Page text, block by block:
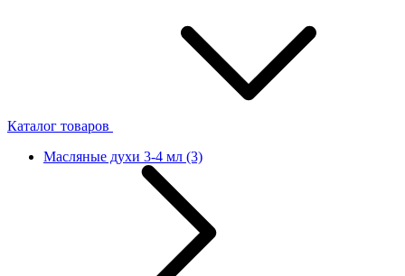
Каталог товаров
Масляные духи 3-4 мл (3)